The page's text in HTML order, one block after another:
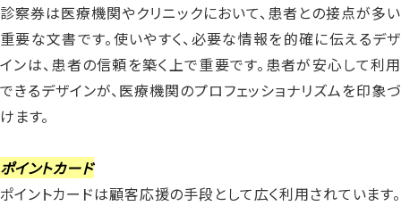
診察券は医療機関やクリニックにおいて、患者との接点が多い
重要な文書です。使いやすく、必要な情報を的確に伝えるデザ
インは、患者の信頼を築く上で重要です。患者が安心して利用
できるデザインが、医療機関のプロフェッショナリズムを印象づ
けます。
ポイントカード
ポイントカードは顧客応援の手段として広く利用されています。